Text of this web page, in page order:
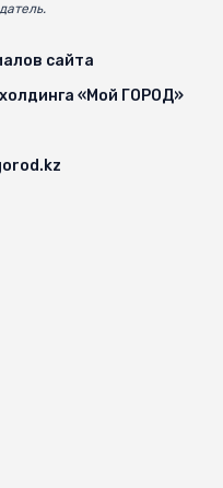
сайта
«Мой ГОРОД»